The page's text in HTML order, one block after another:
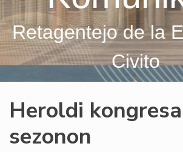
Retagentejo de la
Civito
Heroldi
sezonon